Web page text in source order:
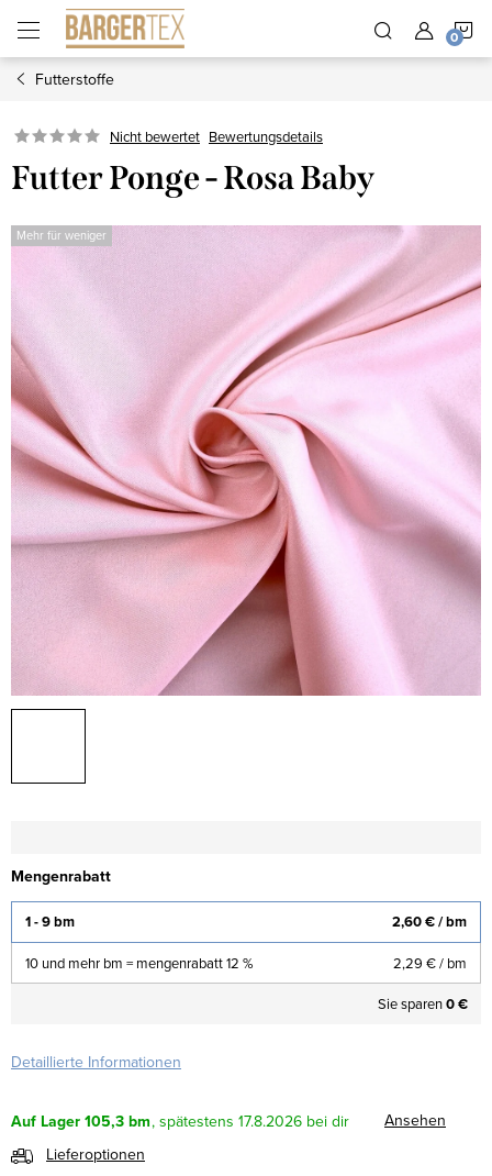
Inhalt
springen
Futterstoffe
Nicht bewertet Bewertungsdetails
Futter Ponge - Rosa Baby
Mehr für weniger
Mengenrabatt
1 - 9 bm 2,60 €/ bm
10 und mehr bm = mengenrabatt 12 % 2,29 €/ bm
Sie sparen0 €
Detaillierte Informationen
Auf Lager105,3 bm 17.8.2026
Ansehen
Lieferoptionen